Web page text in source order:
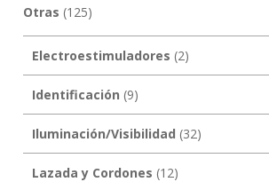
Otras (125)
Electroestimuladores (2)
Identificación (9)
Iluminación/Visibilidad (32)
Lazada y Cordones (12)